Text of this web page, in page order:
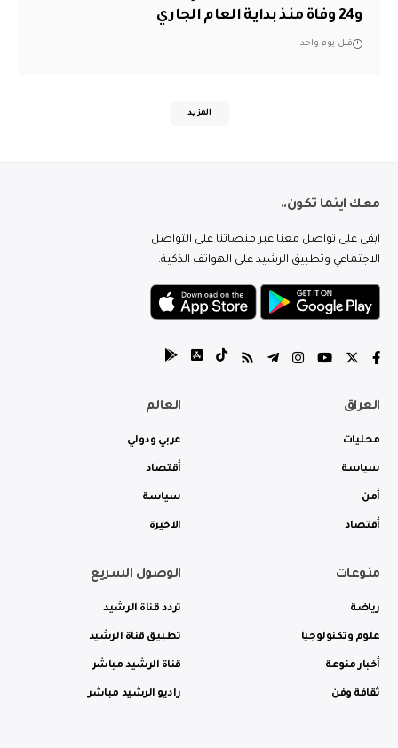
و24 وفاة منذ بداية العام الجاري
قبل يوم واحد
المزيد
معك اينما تكون..
ابقى على تواصل معنا عبر منصاتنا على التواصل
الاجتماعي وتطبيق الرشيد على الهواتف الذكية.
العراق
محليات
سياسة
أمن
أقتصاد
العالم
عربي ودولي
أقتصاد
سياسة
الاخيرة
منوعات
رياضة
علوم وتكنولوجيا
أخبار منوعة
ثقافة وفن
الوصول السريع
تردد قناة الرشيد
تطبيق قناة الرشيد
قناة الرشيد مباشر
راديو الرشيد مباشر